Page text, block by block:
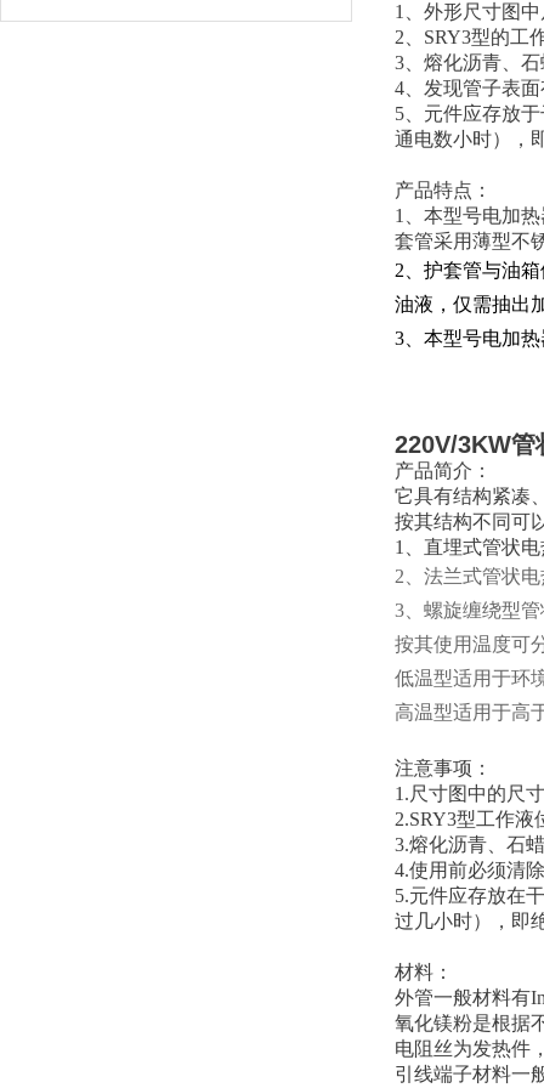
1、外形尺寸图
2、SRY3型的工
3、熔化沥青、
4、发现管子表
5、元件应存放
通电数小时），
产品特点：
1、本型号电加
套管采用薄型不
2、护套管与油
油液，仅需抽出
3、本型号电加
220V/3KW管
产品简介：
它具有结构紧凑
按其结构不同可
1、直埋式管状
2、法兰式管状
3、螺旋缠绕型
按其使用温度可
低温型适用于环
高温型适用于高
注意事项：
1.尺寸图中的尺
2.SRY3型工作
3.熔化沥青、石
4.使用前必须清
5.元件应存放在
过几小时），即
材料：
外管一般材料有
氧化镁粉是根据
电阻丝为发热件
引线端子材料一